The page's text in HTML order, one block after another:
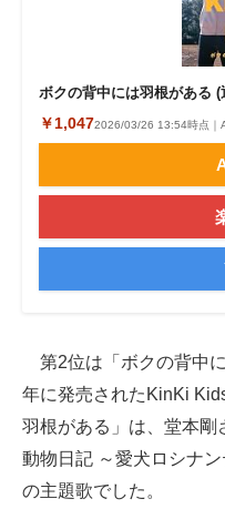
ボクの背中には羽根がある
￥1,0472026/03/26 13:54時点｜
第2位は「ボクの背中
年に発売されたKinKi
羽根がある」は、堂本剛
動物日記 ～愛犬ロシナ
の主題歌でした。